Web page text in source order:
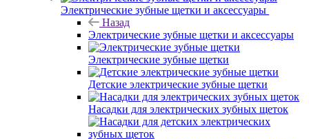
Электрические зубные щетки и аксессуары
Назад
Электрические зубные щетки и аксессуары
Электрические зубные щетки
Детские электрические зубные щетки
Насадки для электрических зубных щеток